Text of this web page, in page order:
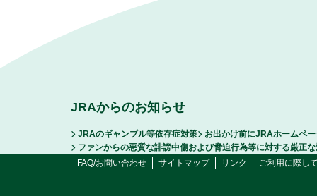
JRAからのお知らせ
JRAのギャンブル等依存症対策
お出かけ前にJRAホームペ
ファンからの悪質な誹謗中傷および脅迫行為等に対する厳正
FAQ/お問い合わせ
サイトマップ リンク ご利用に際し